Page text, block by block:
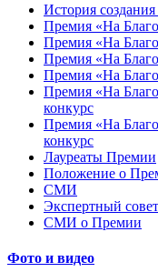
История
Премия «На
Премия «На
Премия «На
Премия «На
Премия «На
конкурс
Премия «На
конкурс
Лауреаты Премии
Положение о
СМИ
Экспертный совет
СМИ о Премии
Фото и видео